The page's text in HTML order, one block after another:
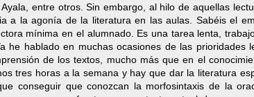
entre otros. Sin embargo, al hilo de aquellas
a la agonía de la literatura en las aulas. Sabéis el
mínima en el alumnado. Es una tarea lenta,
he hablado en muchas ocasiones de las prioridades
de los textos, mucho más que en el
tres horas a la semana y hay que dar la literatura
conseguir que conozcan la morfosintaxis de la